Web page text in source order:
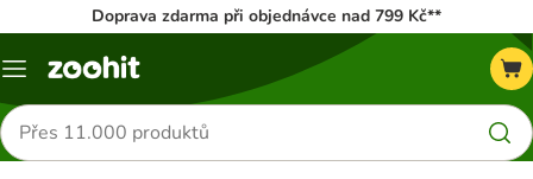
Doprava zdarma při objednávce nad 799 Kč**
Menu
Hledat
produkty